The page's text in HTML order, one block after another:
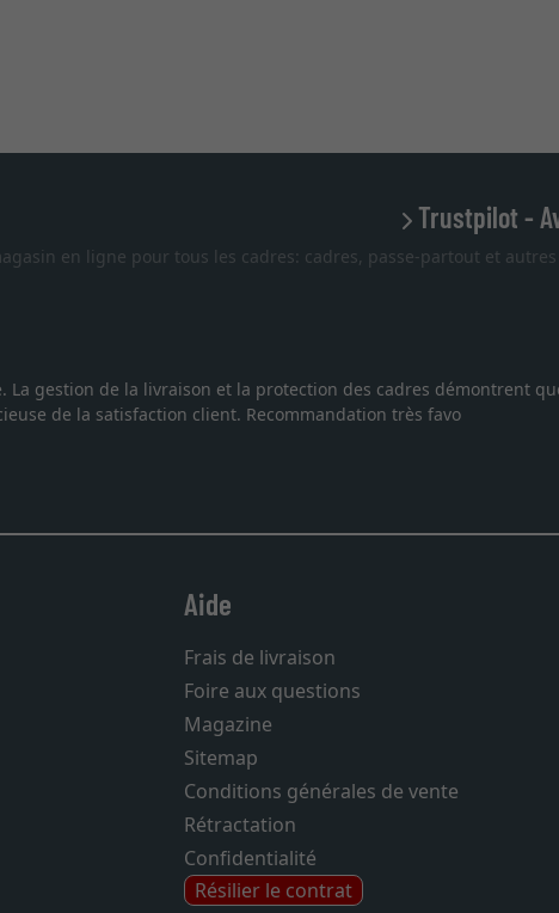
Trustpilot -
en ligne pour tous les cadres: cadres, passe-partout et
que nous sommes face à une
Je recherchais
vous. Emballage
Aide
Frais de livraison
Foire aux questions
Magazine
Sitemap
Conditions générales de vente
Rétractation
Confidentialité
Résilier le contrat